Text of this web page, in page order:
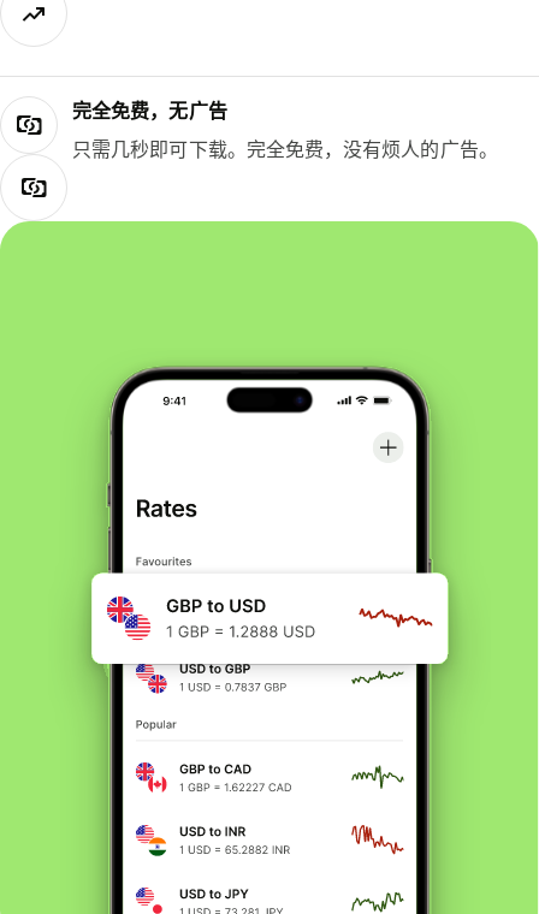
完全免费，无广告
只需几秒即可下载。完全免费，没有烦人的广告。